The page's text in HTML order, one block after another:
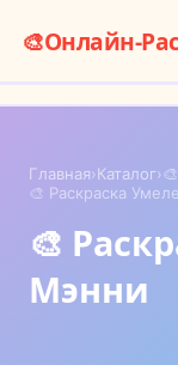
🎨Онлайн-
Главная›Каталог›
🎨 Раскраска
🎨
Мэнни